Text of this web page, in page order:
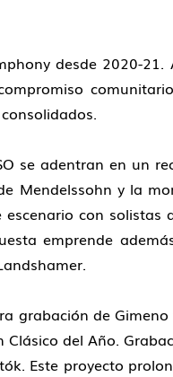
desde 2020-
se adentran en un
Mendelssohn y la
con solistas
emprende
grabación de
Clásico del Año.
Este proyecto